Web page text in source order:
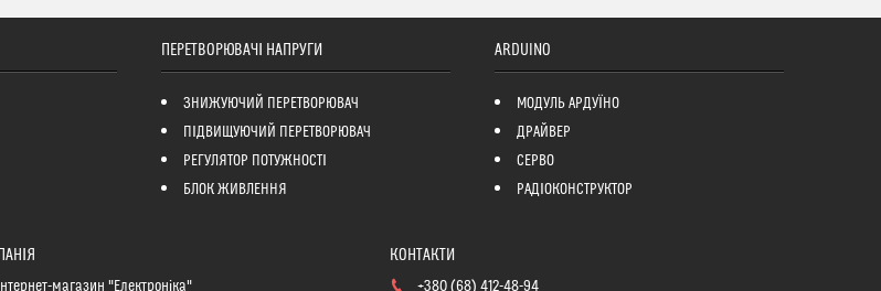
ПЕРЕТВОРЮВАЧІ НАПРУГИ
ЗНИЖУЮЧИЙ ПЕРЕТВОРЮВАЧ
ПІДВИЩУЮЧИЙ ПЕРЕТВОРЮВАЧ
РЕГУЛЯТОР ПОТУЖНОСТІ
БЛОК ЖИВЛЕННЯ
ARDUINO
МОДУЛЬ АРДУЇНО
ДРАЙВЕР
СЕРВО
РАДІОКОНСТРУКТОР
Інтернет-магазин "Електроніка" +380 (68) 412-48-94